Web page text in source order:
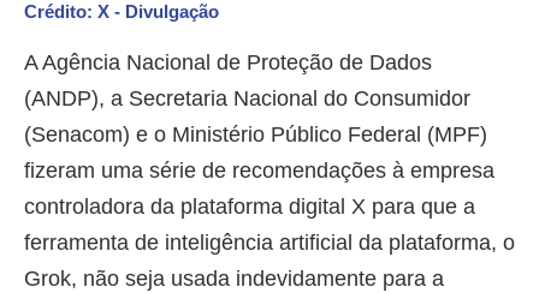
Crédito: X - Divulgação
A Agência Nacional de Proteção de Dados
(ANDP), a Secretaria Nacional do Consumidor
(Senacom) e o Ministério Público Federal (MPF)
fizeram uma série de recomendações à empresa
controladora da plataforma digital X para que a
ferramenta de inteligência artificial da plataforma, o
Grok, não seja usada indevidamente para a